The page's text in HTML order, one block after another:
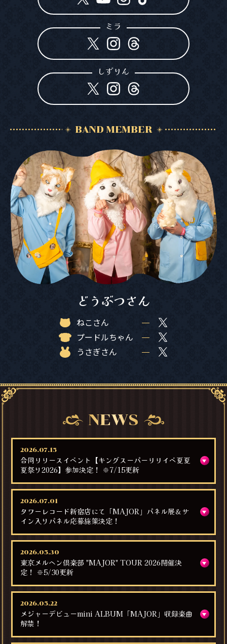
ミラ
しずりん
BAND MEMBER
どうぶつさん
ねこさん
プードルちゃん
うさぎさん
NEWS
2026.07.15
合同リリースイベント【キングスーパーリリイベ夏夏
夏祭り2026】参加決定！ ※7/15更新
2026.07.01
タワーレコード新宿店にて「MAJOR」パネル展＆サ
イン入りパネル応募施策決定！
2026.05.30
東京メルヘン倶楽部 "MAJOR" TOUR 2026開催決
定！ ※5/30更新
2026.05.22
メジャーデビューmini ALBUM「MAJOR」収録楽曲
解禁！